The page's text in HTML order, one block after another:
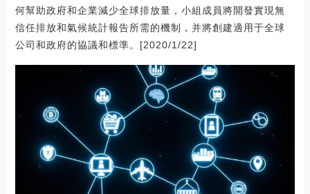
何幫助政府和企業減少全球排放量，小組成員將開發實現無
信任排放和氣候統計報告所需的機制，并將創建適用于全球
公司和政府的協議和標準。[2020/1/22]